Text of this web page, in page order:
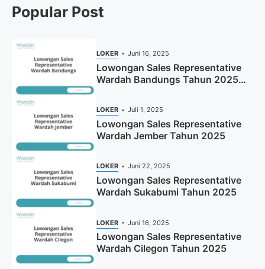
Popular Post
LOKER Juni 16, 2025
Lowongan Sales Representative
Wardah Bandungs Tahun 2025
LOKER Juli 1, 2025
Lowongan Sales Representative
Wardah Jember Tahun 2025
LOKER Juni 22, 2025
Lowongan Sales Representative
Wardah Sukabumi Tahun 2025
LOKER Juni 16, 2025
Lowongan Sales Representative
Wardah Cilegon Tahun 2025